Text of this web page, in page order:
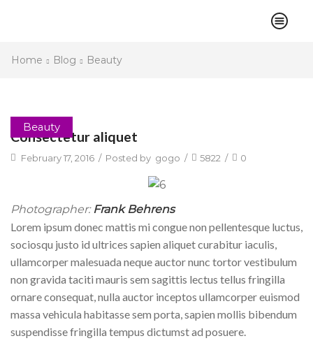
Home Blog Beauty
Beauty
Consectetur aliquet
February 17, 2016 / Posted by gogo / 5822 / 0
Photographer:Frank Behrens
Lorem ipsum donec mattis mi congue non pellentesque luctus,
sociosqu justo id ultrices sapien aliquet curabitur iaculis,
ullamcorper malesuada neque auctor nunc tortor vestibulum
non gravida taciti mauris sem sagittis lectus tellus fringilla
ornare consequat, nulla auctor inceptos ullamcorper euismod
massa vehicula habitasse sem porta, sapien mollis bibendum
suspendisse fringilla tempus dictumst ad posuere.